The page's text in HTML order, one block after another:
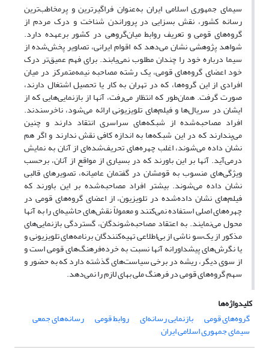
سیمای جمهوری اسلامی ایران به‌عنوان فراگیر‌ترین و پرمخاطب‌ترین
رسانه کشور، نقش بسزایی در پروراندن شناخت و درک مردم از
گروه‌های‌ قومی و تعریف روابط میان‌گروهی در کشور برعهده دارد.
شواهد پژوهشی نشان می‌‌دهد که اقوام ایرانی، تصاویر پخش‌شده از
سیما درباره خود را چندان مطلوب نمی‌‌یابند. برای فهم عمیق‌تر درک
خود اعضای گروه‌های قومی، یک رشته مصاحبه نیمه‌متمرکز در میان
افرادی از این گروه‌ها، که در تهران به کار یا تحصیل اشتغال دارند،
صورت گرفت. همان‌طور که انتظار می‌رفت، آنها از بازنمایی‌هایی که از
ایشان در سریال‌ها و فیلم‌های تلویزیونی ارائه می‌شود، ناخرسندند.
افراد مصاحبه‌شده از شبکه‌های سراسری انتقاد دارند و چنین
می‌پندارند که در این شبکه‌ها به اندازه کافی نقش ندارند و اگر هم
نشان داده می‌شوند، اغلب چهره‌های تحریف‌شده‌ای از آنان به نمایش
درمی‌آید. آنها بر این باورند که در بسیاری از مواقع از آنان، برحسب
ویژ‌گی‌های منسوب به قومشان در گفتمان عامیانه، تصویرهای قالبی
نشان داده می‌شوند. بیشتر افراد مصاحبه‌شده بر این باورند که
فیلم‌های نشان‌ داده‌شده در تلویزیون، از اعضای گروه‌های قومی در
چهر‌ه‌های اصلی استفاده نمی‌کنند و معمولاً نقش‌های حاشیه‌ای را به آنها
محول می‌نمایند. به اعتقاد مصاحبه‌شوندگان، گستردگی بازنمایی‌های
مذکور از یک‌سو ناشی از بی‌اطلاعی تهیه‌کنندگان برنامه‌های تلویزیونی و
یا نگرش‌های پیشداورانه آنها نسبت به خرده‌فرهنگ‌های قومی است و
از سوی دیگر، ریشه در برخی سیاست‌های گذشته دارد که به حضور و
سهم گروه‌های قومی در فرهنگ ملی بهای لازم را نمی‌دهد.
کلیدواژه‌ها
گروه‌های قومی
بازنمایی رسانه‌ای روابط قومی رسانه‌های جمعی
سیمای جمهوری اسلامی ایران